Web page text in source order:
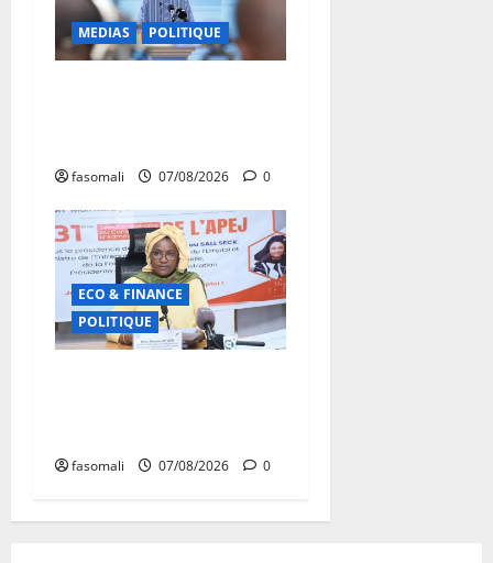
MEDIAS POLITIQUE
fasomali 07/08/2026 0
ECO & FINANCE
POLITIQUE
fasomali 07/08/2026 0